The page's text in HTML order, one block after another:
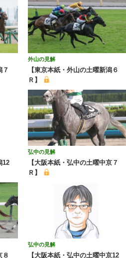
外山の見解
【東京本紙・外山の土曜新潟６
Ｒ】
12
弘中の見解
【大阪本紙・弘中の土曜中京７
Ｒ】
８
弘中の見解
【大阪本紙・弘中の土曜中京12